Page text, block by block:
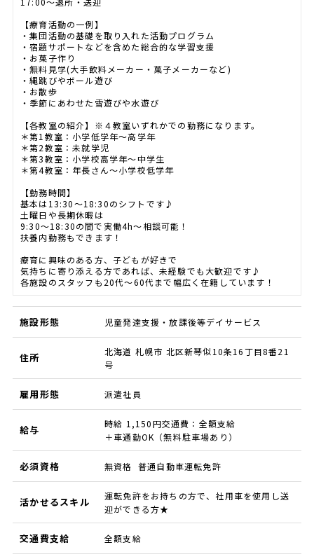
【療育活動の一例】
・集団活動の基礎を取り入れた活動プログラム
・宿題サポートなどを含めた総合的な学習支援
・お菓子作り
・無料見学(大手飲料メーカー・菓子メーカーなど)
・縄跳びやボール遊び
・お散歩
・季節にあわせた雪遊びや水遊び
【各教室の紹介】※４教室いずれかでの勤務になります。
＊第1教室：小学低学年～高学年
＊第2教室：未就学児
＊第3教室：小学校高学年～中学生
＊第4教室：年長さん～小学校低学年
【勤務時間】
基本は13:30～18:30のシフトです♪
土曜日や長期休暇は
9:30～18:30の間で実働4h～相談可能！
扶養内勤務もできます！
療育に興味のある方、子どもが好きで
気持ちに寄り添える方であれば、未経験でも大歓迎です♪
各施設のスタッフも20代～60代まで幅広く在籍しています！
施設形態 児童発達支援・放課後等デイサービス
住所
北海道 札幌市 北区新琴似10条16丁目8番21
号
雇用形態 派遣社員
給与
時給 1,150円交通費：全額支給
＋車通勤OK（無料駐車場あり）
必須資格 無資格 普通自動車運転免許
活かせるスキル
運転免許をお持ちの方で、社用車を使用し送
迎ができる方★
交通費支給 全額支給